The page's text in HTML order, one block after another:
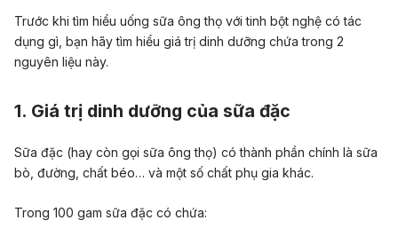
Trước khi tìm hiểu uống sữa ông thọ với tinh bột nghệ có tác
dụng gì, bạn hãy tìm hiểu giá trị dinh dưỡng chứa trong 2
nguyên liệu này.
1. Giá trị dinh dưỡng của sữa đặc
Sữa đặc (hay còn gọi sữa ông thọ) có thành phần chính là sữa
bò, đường, chất béo… và một số chất phụ gia khác.
Trong 100 gam sữa đặc có chứa: